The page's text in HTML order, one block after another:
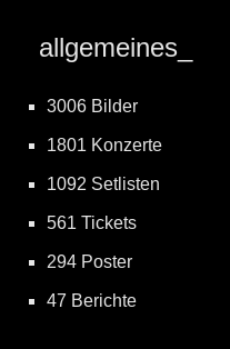
allgemeines_
3006 Bilder
1801 Konzerte
1092 Setlisten
561 Tickets
294 Poster
47 Berichte